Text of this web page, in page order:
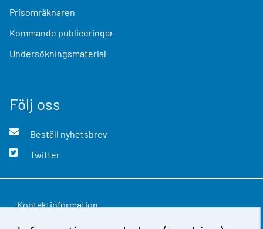
Prisomräknaren
Kommande publiceringar
Undersökningsmaterial
Följ oss
Beställ nyhetsbrev
Twitter
Kontaktinformation